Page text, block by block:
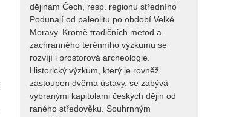
dějinám Čech, resp. regionu středního
Podunají od paleolitu po období Velké
Moravy. Kromě tradičních metod a
záchranného terénního výzkumu se
rozvíjí i prostorová archeologie.
Historický výzkum, který je rovněž
zastoupen dvěma ústavy, se zabývá
vybranými kapitolami českých dějin od
raného středověku. Souhrnným